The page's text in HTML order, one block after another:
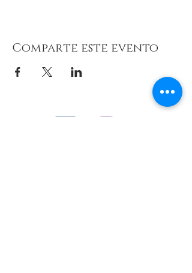
Comparte este evento